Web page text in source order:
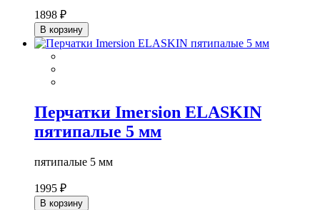
1898 ₽
В корзину
Перчатки Imersion ELASKIN
пятипалые 5 мм
пятипалые 5 мм
1995 ₽
В корзину